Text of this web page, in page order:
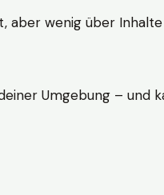
wenig über
Umgebung –